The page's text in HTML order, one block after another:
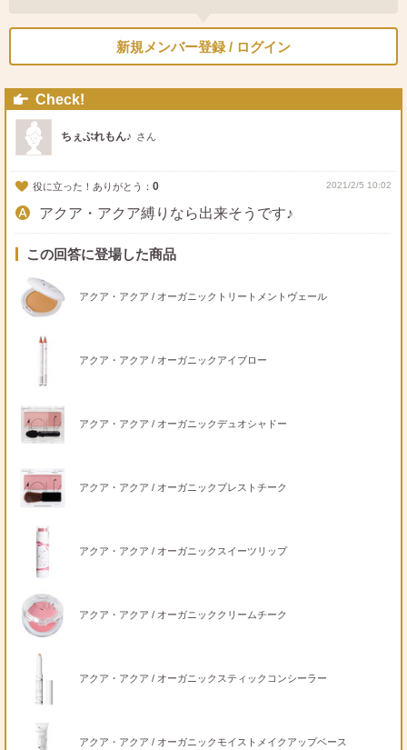
新規メンバー登録 / ログイン
Check!
ちぇぶれもん♪ さん
役に立った！ありがとう： 0 2021/2/5 10:02
アクア・アクア縛りなら出来そうです♪
この回答に登場した商品
アクア・アクア / オーガニックトリートメントヴェール
アクア・アクア / オーガニックアイブロー
アクア・アクア / オーガニックデュオシャドー
アクア・アクア / オーガニックプレストチーク
アクア・アクア / オーガニックスイーツリップ
アクア・アクア / オーガニッククリームチーク
アクア・アクア / オーガニックスティックコンシーラー
アクア・アクア / オーガニックモイストメイクアップベース